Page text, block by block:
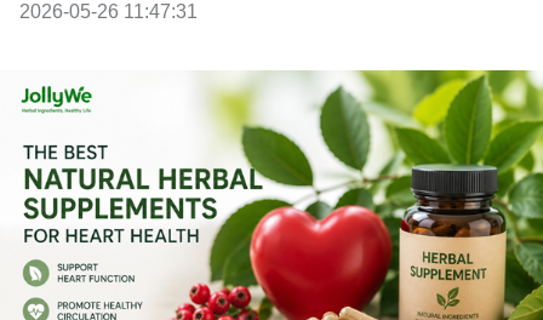
2026-05-26 11:47:31